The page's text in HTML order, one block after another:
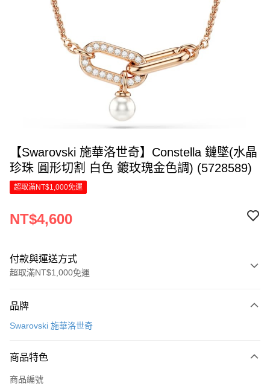
【Swarovski 施華洛世奇】Constella 鏈墜(水晶
珍珠 圓形切割 白色 鍍玫瑰金色調) (5728589)
超取滿NT$1,000免運
NT$4,600
付款與運送方式
超取滿NT$1,000免運
信用卡一次付款
6 期 0 利率 每期
合作金庫商業銀行
LINE Pay
品牌
Swarovski 施華洛世奇
商品特色
商品編號